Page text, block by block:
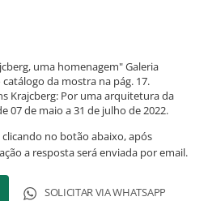
uma homenagem" Galeria
da mostra na pág. 17.
Krajcberg: Por uma arquitetura da
07 de maio a 31 de julho de 2022.
no botão abaixo, após
a resposta será enviada por email.
SOLICITAR VIA WHATSAPP